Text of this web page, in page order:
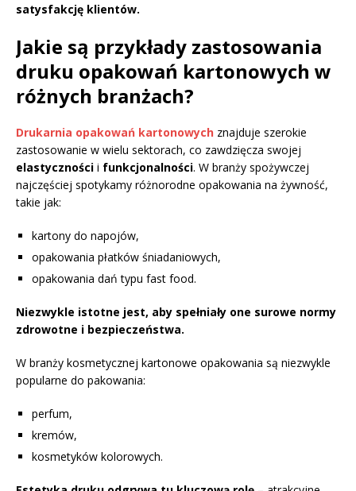
satysfakcję klientów.
Jakie są przykłady zastosowania
druku opakowań kartonowych w
różnych branżach?
Drukarnia opakowań kartonowych znajduje szerokie
zastosowanie w wielu sektorach, co zawdzięcza swojej
elastyczności i funkcjonalności. W branży spożywczej
najczęściej spotykamy różnorodne opakowania na żywność,
takie jak:
kartony do napojów,
opakowania płatków śniadaniowych,
opakowania dań typu fast food.
Niezwykle istotne jest, aby spełniały one surowe normy
zdrowotne i bezpieczeństwa.
W branży kosmetycznej kartonowe opakowania są niezwykle
popularne do pakowania:
perfum,
kremów,
kosmetyków kolorowych.